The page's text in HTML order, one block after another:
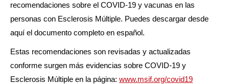
recomendaciones sobre el COVID-19 y vacunas en las
personas con Esclerosis Múltiple. Puedes descargar desde
aquí el documento completo en español.
Estas recomendaciones son revisadas y actualizadas
conforme surgen más evidencias sobre COVID-19 y
Esclerosis Múltiple en la página: www.msif.org/covid19